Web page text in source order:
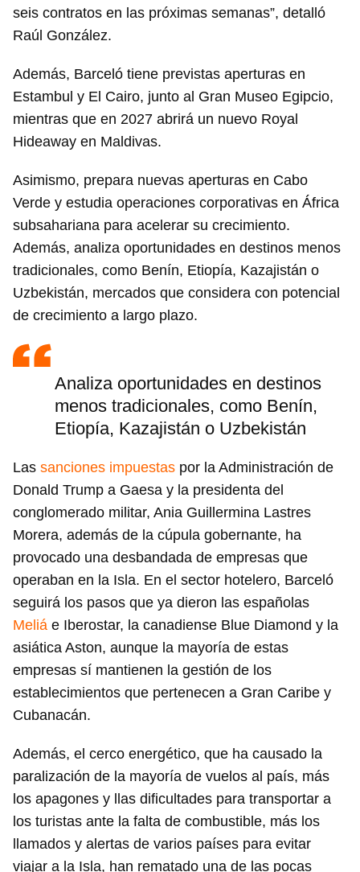
Guardar como favorito
seis contratos en las próximas semanas”, detalló
Raúl González.
Además, Barceló tiene previstas aperturas en
Estambul y El Cairo, junto al Gran Museo Egipcio,
mientras que en 2027 abrirá un nuevo Royal
Hideaway en Maldivas.
Asimismo, prepara nuevas aperturas en Cabo
Verde y estudia operaciones corporativas en África
subsahariana para acelerar su crecimiento.
Además, analiza oportunidades en destinos menos
tradicionales, como Benín, Etiopía, Kazajistán o
Uzbekistán, mercados que considera con potencial
de crecimiento a largo plazo.
Analiza oportunidades en destinos
menos tradicionales, como Benín,
Etiopía, Kazajistán o Uzbekistán
Las sanciones impuestas por la Administración de
Donald Trump a Gaesa y la presidenta del
conglomerado militar, Ania Guillermina Lastres
Morera, además de la cúpula gobernante, ha
provocado una desbandada de empresas que
operaban en la Isla. En el sector hotelero, Barceló
seguirá los pasos que ya dieron las españolas
Meliá e Iberostar, la canadiense Blue Diamond y la
asiática Aston, aunque la mayoría de estas
empresas sí mantienen la gestión de los
establecimientos que pertenecen a Gran Caribe y
Cubanacán.
Además, el cerco energético, que ha causado la
paralización de la mayoría de vuelos al país, más
los apagones y llas dificultades para transportar a
los turistas ante la falta de combustible, más los
llamados y alertas de varios países para evitar
viajar a la Isla, han rematado una de las pocas